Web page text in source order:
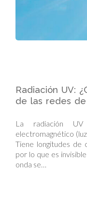
Radiación UV:
de las redes
La radiación
electromagnético
Tiene longitudes de
por lo que es
onda se…